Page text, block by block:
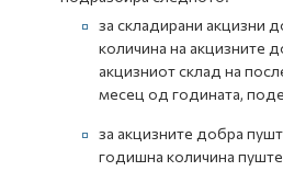
за складирани акцизни
количина на акцизните
акцизниот склад на
месец од годината,
за акцизните добра
годишна количина